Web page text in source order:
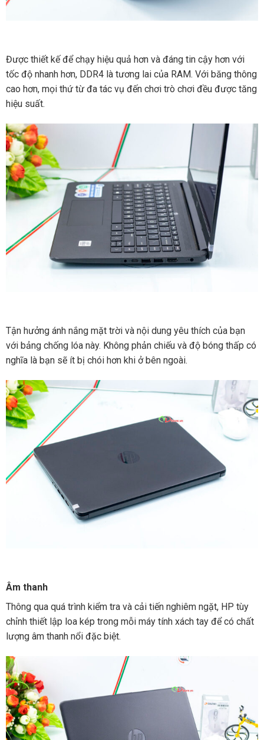
Được thiết kế để chạy hiệu quả hơn và đáng tin cậy hơn với
tốc độ nhanh hơn, DDR4 là tương lai của RAM. Với băng thông
cao hơn, mọi thứ từ đa tác vụ đến chơi trò chơi đều được tăng
hiệu suất.
Tận hưởng ánh nắng mặt trời và nội dung yêu thích của bạn
với bảng chống lóa này. Không phản chiếu và độ bóng thấp có
nghĩa là bạn sẽ ít bị chói hơn khi ở bên ngoài.
Âm thanh
Thông qua quá trình kiểm tra và cải tiến nghiêm ngặt, HP tùy
chỉnh thiết lập loa kép trong mỗi máy tính xách tay để có chất
lượng âm thanh nổi đặc biệt.